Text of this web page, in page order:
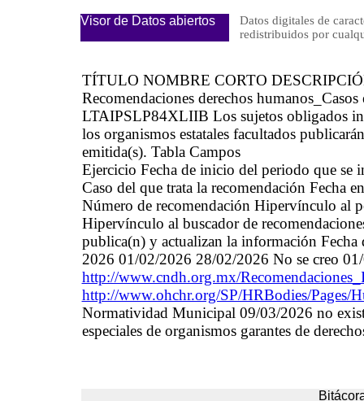
Visor de Datos abiertos
Datos digitales de
redistribuidos por
TÍTULO NOMBRE CORTO
Recomendaciones derechos
LTAIPSLP84XLIIB Los sujetos obligados
los organismos estatales facultados
emitida(s). Tabla Campos
Ejercicio Fecha de inicio del periodo que se
Caso del que trata la recomendación Fecha
Número de recomendación Hipervínculo al
Hipervínculo al buscador de
publica(n) y actualizan la información Fecha
2026 01/02/2026 28/02/2026 No se creo
http://www.cndh.org.mx/
http://www.ohchr.org/SP/HRBodies/Pages/
Normatividad Municipal 09/03/2026 no
especiales de organismos garantes de